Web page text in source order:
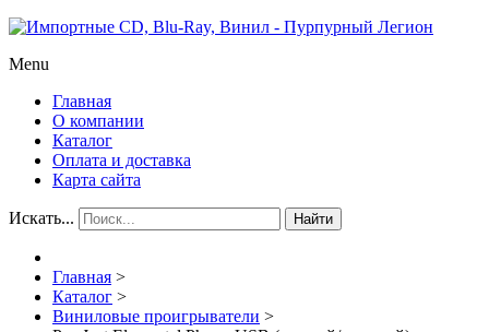
Menu
Главная
О компании
Каталог
Оплата и доставка
Карта сайта
Искать... Найти
Главная >
Каталог >
Виниловые проигрыватели >